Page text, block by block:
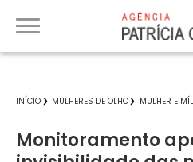
INÍCIO MULHERES DE OLHO MULHER E
Monitoramento